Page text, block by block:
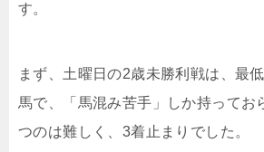
す。
まず、土曜日の2歳未勝利戦は、最
馬で、「馬混み苦手」しか持ってお
つのは難しく、3着止まりでした。